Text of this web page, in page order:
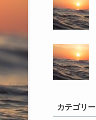
カテゴリー